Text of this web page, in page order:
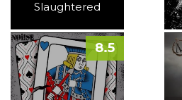
Slaughtered
8.5